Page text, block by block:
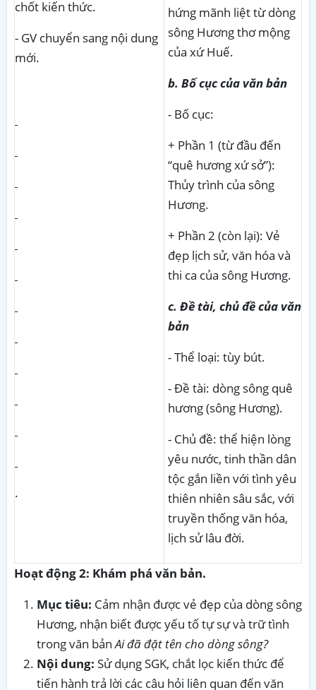
chốt kiến thức.
- GV chuyển sang nội dung
mới.
.
hứng mãnh liệt từ dòng
sông Hương thơ mộng
của xứ Huế.
b. Bố cục của văn bản
- Bố cục:
+ Phần 1 (từ đầu đến
“quê hương xứ sở”):
Thủy trình của sông
Hương.
+ Phần 2 (còn lại): Vẻ
đẹp lịch sử, văn hóa và
thi ca của sông Hương.
c. Đề tài, chủ đề của văn
bản
- Thể loại: tùy bút.
- Đề tài: dòng sông quê
hương (sông Hương).
- Chủ đề: thể hiện lòng
yêu nước, tinh thần dân
tộc gắn liền với tình yêu
thiên nhiên sâu sắc, với
truyền thống văn hóa,
lịch sử lâu đời.
Hoạt động 2: Khám phá văn bản.
Mục tiêu: Cảm nhận được vẻ đẹp của dòng sông
Hương, nhận biết được yếu tố tự sự và trữ tình
trong văn bảnAi đã đặt tên cho dòng sông?
Nội dung: Sử dụng SGK, chắt lọc kiến thức để
tiến hành trả lời các câu hỏi liên quan đến văn